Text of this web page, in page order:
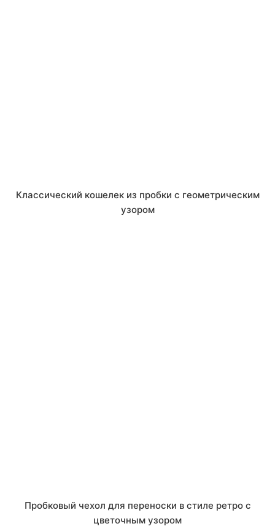
Классический кошелек из пробки с геометрическим
узором
Пробковый чехол для переноски в стиле ретро с
цветочным узором